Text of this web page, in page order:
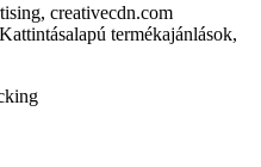
creativecdn.com
termékajánlások,